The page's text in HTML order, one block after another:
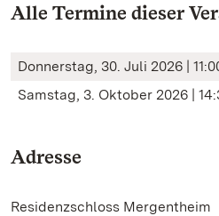
Alle Termine dieser
Donnerstag, 30. Juli 2026 |
Samstag, 3. Oktober 2026 |
Adresse
Residenzschloss Mergentheim